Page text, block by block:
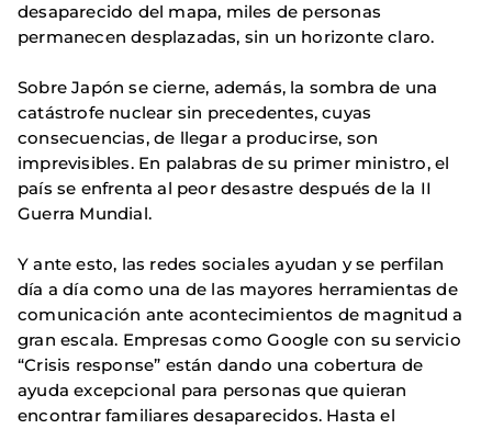
desaparecido del mapa, miles de personas
permanecen desplazadas, sin un horizonte claro.
Sobre Japón se cierne, además, la sombra de una
catástrofe nuclear sin precedentes, cuyas
consecuencias, de llegar a producirse, son
imprevisibles. En palabras de su primer ministro, el
país se enfrenta al peor desastre después de la II
Guerra Mundial.
Y ante esto, las redes sociales ayudan y se perfilan
día a día como una de las mayores herramientas de
comunicación ante acontecimientos de magnitud a
gran escala. Empresas como Google con su servicio
“Crisis response” están dando una cobertura de
ayuda excepcional para personas que quieran
encontrar familiares desaparecidos. Hasta el